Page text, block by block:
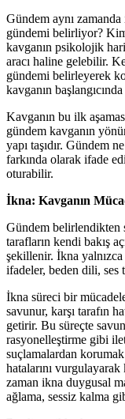
Gündem aynı
gündemi belirliyor?
kavganın psikolojik
aracı haline gelebilir.
gündemi belirleyerek
kavganın
Kavganın bu ilk
gündem kavganın
yapı taşıdır. Gündem
farkında olarak ifade
oturabilir.
İkna: Kavganın
Gündem belirlendikten
tarafların kendi bakış
şekillenir. İkna
ifadeler, beden dili, ses
İkna süreci bir
savunur, karşı tarafın
getirir. Bu süreçte
rasyonelleştirme gibi
suçlamalardan
hatalarını vurgulayarak
zaman ikna duygusal
ağlama, sessiz kalma